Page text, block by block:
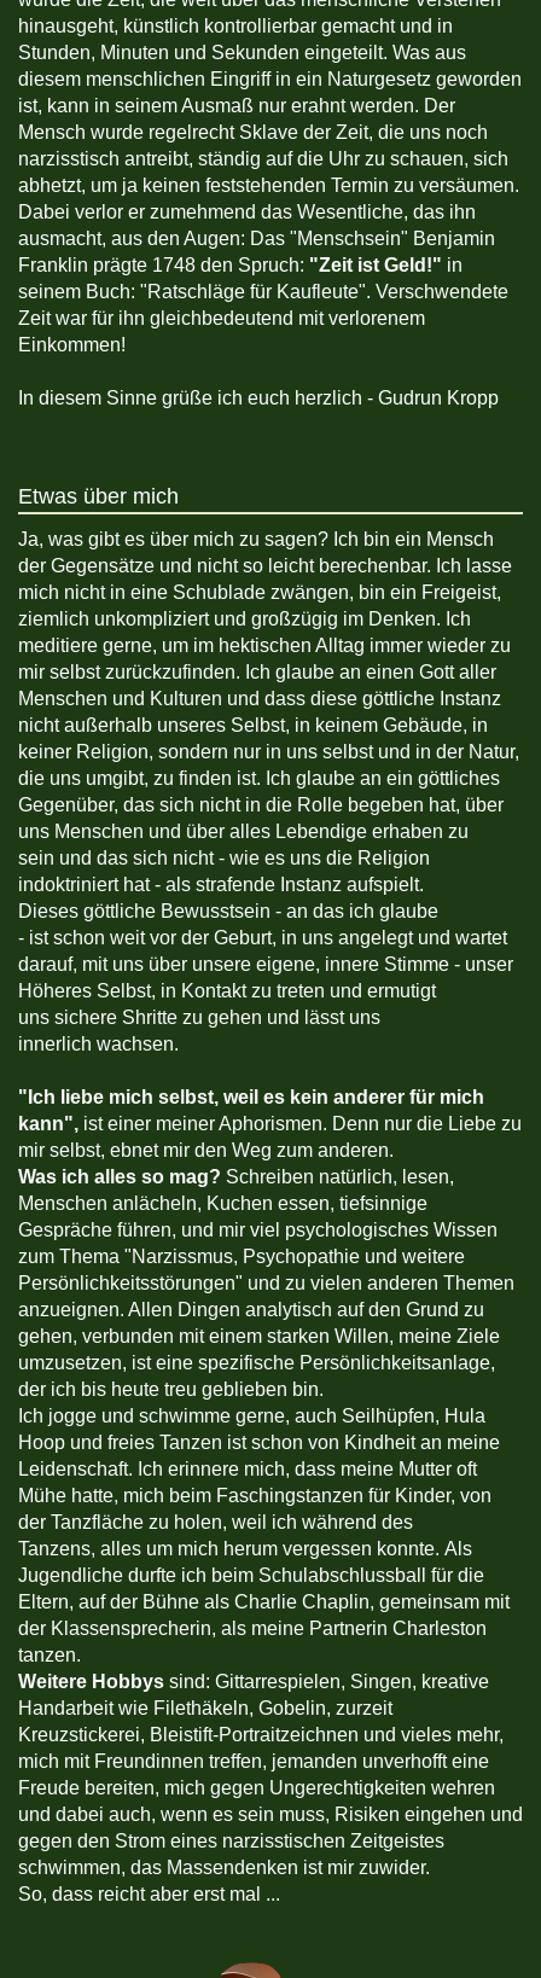
hinausgeht, künstlich kontrollierbar gemacht und in
Stunden, Minuten und Sekunden eingeteilt. Was aus
diesem menschlichen Eingriff in ein Naturgesetz geworden
ist, kann in seinem Ausmaß nur erahnt werden. Der
Mensch wurde regelrecht Sklave der Zeit, die uns noch
narzisstisch antreibt, ständig auf die Uhr zu schauen, sich
abhetzt, um ja keinen feststehenden Termin zu versäumen.
Dabei verlor er zumehmend das Wesentliche, das ihn
ausmacht, aus den Augen: Das "Menschsein" Benjamin
Franklin prägte 1748 den Spruch: "Zeit ist Geld!" in
seinem Buch: "Ratschläge für Kaufleute". Verschwendete
Zeit war für ihn gleichbedeutend mit verlorenem
Einkommen!
In diesem Sinne grüße ich euch herzlich - Gudrun Kropp
Etwas über mich
Ja, was gibt es über mich zu sagen? Ich bin ein Mensch
der Gegensätze und nicht so leicht berechenbar. Ich lasse
mich nicht in eine Schublade zwängen, bin ein Freigeist,
ziemlich unkompliziert und großzügig im Denken. Ich
meditiere gerne, um im hektischen Alltag immer wieder zu
mir selbst zurückzufinden. Ich glaube an einen Gott aller
Menschen und Kulturen und dass diese göttliche Instanz
nicht außerhalb unseres Selbst, in keinem Gebäude, in
keiner Religion, sondern nur in uns selbst und in der Natur,
die uns umgibt, zu finden ist. Ich glaube an ein göttliches
Gegenüber, das sich nicht in die Rolle begeben hat, über
uns Menschen und über alles Lebendige erhaben zu
sein und das sich nicht - wie es uns die Religion
indoktriniert hat - als strafende Instanz aufspielt.
Dieses göttliche Bewusstsein - an das ich glaube
- ist schon weit vor der Geburt, in uns angelegt und wartet
darauf, mit uns über unsere eigene, innere Stimme - unser
Höheres Selbst, in Kontakt zu treten und ermutigt
uns sichere Shritte zu gehen und lässt uns
innerlich wachsen.
" Ich liebe mich selbst, weil es kein anderer für mich
kann", ist einer meiner Aphorismen. Denn nur die Liebe zu
mir selbst, ebnet mir den Weg zum anderen.
Was ich alles so mag? Schreiben natürlich, lesen,
Menschen anlächeln, Kuchen essen, tiefsinnige
Gespräche führen, und mir viel psychologisches Wissen
zum Thema "Narzissmus, Psychopathie und weitere
Persönlichkeitsstörungen" und zu vielen anderen Themen
anzueignen. Allen Dingen analytisch auf den Grund zu
gehen, verbunden mit einem starken Willen, meine Ziele
umzusetzen, ist eine spezifische Persönlichkeitsanlage,
der ich bis heute treu geblieben bin.
Ich jogge und schwimme gerne, auch Seilhüpfen, Hula
Hoop und freies Tanzen ist schon von Kindheit an meine
Leidenschaft. Ich erinnere mich, dass meine Mutter oft
Mühe hatte, mich beim Faschingstanzen für Kinder, von
der Tanzfläche zu holen, weil ich während des
Tanzens, alles um mich herum vergessen konnte. Als
Jugendliche durfte ich beim Schulabschlussball für die
Eltern, auf der Bühne als Charlie Chaplin, gemeinsam mit
der Klassensprecherin, als meine Partnerin Charleston
tanzen.
Weitere Hobbys sind: Gittarrespielen, Singen, kreative
Handarbeit wie Filethäkeln, Gobelin, zurzeit
Kreuzstickerei, Bleistift-Portraitzeichnen und vieles mehr,
mich mit Freundinnen treffen, jemanden unverhofft eine
Freude bereiten, mich gegen Ungerechtigkeiten wehren
und dabei auch, wenn es sein muss, Risiken eingehen und
gegen den Strom eines narzisstischen Zeitgeistes
schwimmen, das Massendenken ist mir zuwider.
So, dass reicht aber erst mal ...